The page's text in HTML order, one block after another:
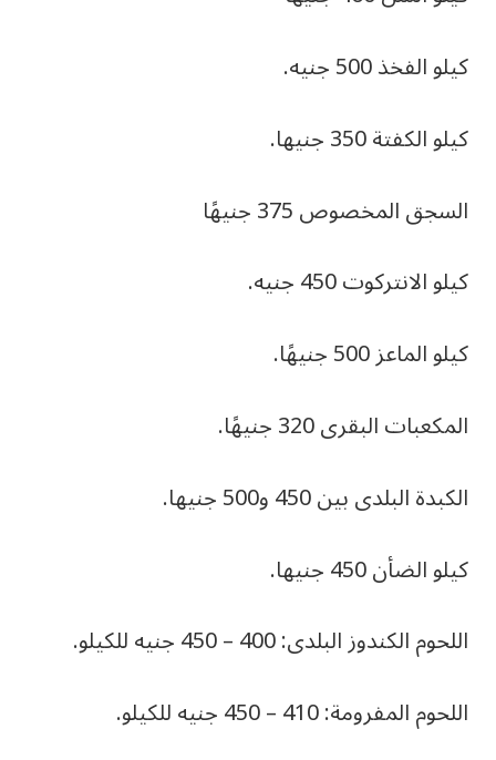
كيلو الفخذ 500 جنيه.
كيلو الكفتة 350 جنيها.
السجق المخصوص 375 جنيهًا
كيلو الانتركوت 450 جنيه.
كيلو الماعز 500 جنيهًا.
المكعبات البقرى 320 جنيهًا.
الكبدة البلدى بين 450 و500 جنيها.
كيلو الضأن 450 جنيها.
اللحوم الكندوز البلدى: 400 – 450 جنيه للكيلو.
اللحوم المفرومة: 410 – 450 جنيه للكيلو.